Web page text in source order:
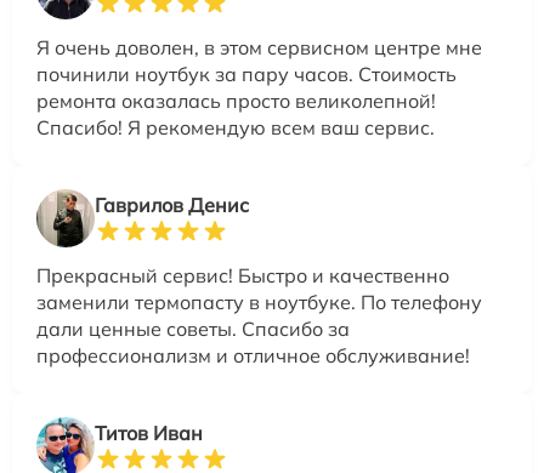
Я очень доволен, в этом сервисном центре мне
починили ноутбук за пару часов. Стоимость
ремонта оказалась просто великолепной!
Спасибо! Я рекомендую всем ваш сервис.
Гаврилов Денис
Прекрасный сервис! Быстро и качественно
заменили термопасту в ноутбуке. По телефону
дали ценные советы. Спасибо за
профессионализм и отличное обслуживание!
Титов Иван